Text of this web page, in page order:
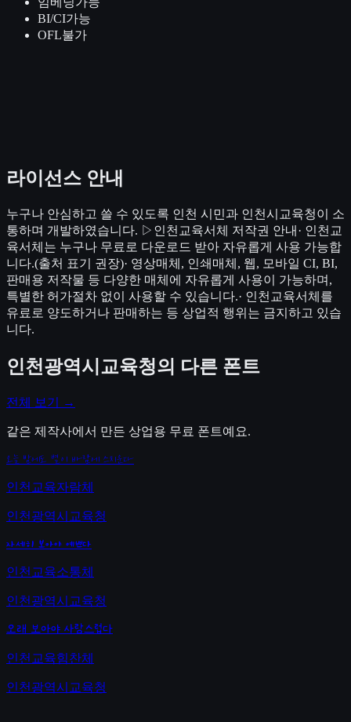
BI/CI가능
OFL불가
라이선스 안내
누구나 안심하고 쓸 수 있도록 인천 시민과 인천시교육청이 소
통하며 개발하였습니다. ▷인천교육서체 저작권 안내· 인천교
육서체는 누구나 무료로 다운로드 받아 자유롭게 사용 가능합
니다.(출처 표기 권장)· 영상매체, 인쇄매체, 웹, 모바일 CI, BI,
판매용 저작물 등 다양한 매체에 자유롭게 사용이 가능하며,
특별한 허가절차 없이 사용할 수 있습니다.· 인천교육서체를
유료로 양도하거나 판매하는 등 상업적 행위는 금지하고 있습
니다.
인천광역시교육청의 다른 폰트
전체 보기 →
같은 제작사에서 만든 상업용 무료 폰트예요.
오늘 밤에도 별이 바람에 스치운다
인천교육자람체
인천광역시교육청
자세히 보아야 예쁘다
인천교육소통체
인천광역시교육청
오래 보아야 사랑스럽다
인천교육힘찬체
인천광역시교육청